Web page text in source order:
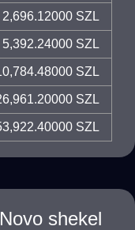
2,696.12000 SZL
5,392.24000 SZL
SZL
SZL
SZL
shekel